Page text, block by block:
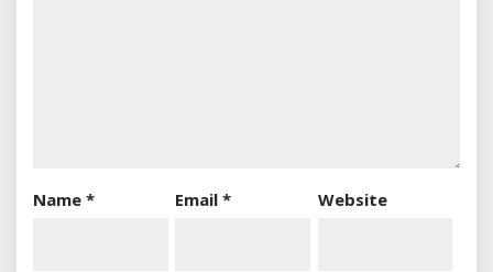
Name * Email* Website